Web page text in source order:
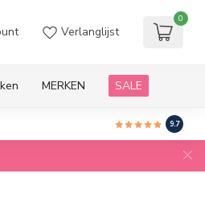
Verlanglijst
0
MERKEN SALE
9.7